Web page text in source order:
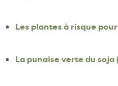
Les plantes à risque
La punaise verte du